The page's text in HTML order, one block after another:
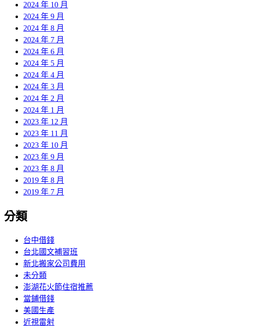
2024 年 10 月
2024 年 9 月
2024 年 8 月
2024 年 7 月
2024 年 6 月
2024 年 5 月
2024 年 4 月
2024 年 3 月
2024 年 2 月
2024 年 1 月
2023 年 12 月
2023 年 11 月
2023 年 10 月
2023 年 9 月
2023 年 8 月
2019 年 8 月
2019 年 7 月
分類
台中借錢
台北國文補習班
新北搬家公司費用
未分類
澎湖花火節住宿推薦
當鋪借錢
美國生產
近視雷射